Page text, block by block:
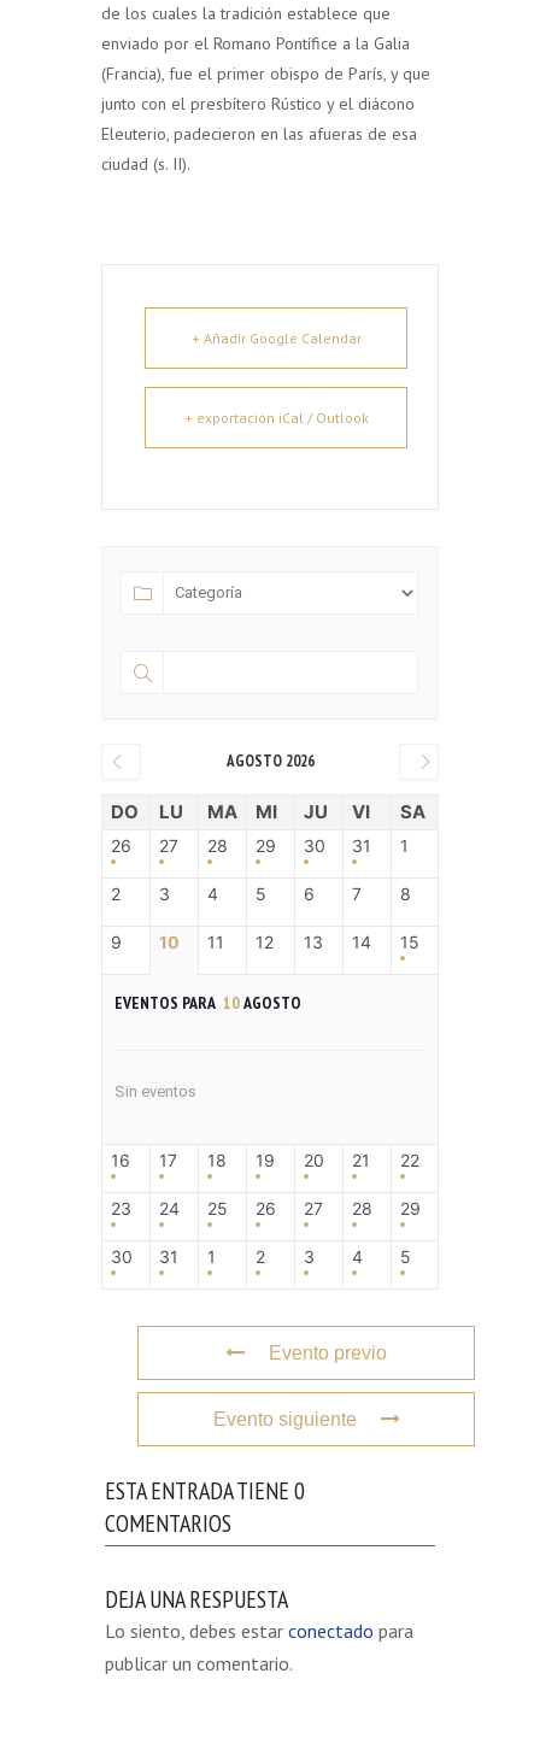
de los cuales la tradición establece que
enviado por el Romano Pontífice a la Galia
(Francia), fue el primer obispo de París, y que
junto con el presbítero Rústico y el diácono
Eleuterio, padecieron en las afueras de esa
ciudad (s. II).
+ Añadir Google Calendar
+ exportación iCal / Outlook
AGOSTO 2026
DO LU MA MI JU VI SA
26 27 28 29 30 31 1
2 3 4 5 6 7 8
9 10 11 12 13 14 15
EVENTOS PARA 10AGOSTO
Sin eventos
16 17 18 19 20 21 22
23 24 25 26 27 28 29
30 31 1 2 3 4 5
Evento previo
Evento siguiente
ESTA ENTRADA TIENE 0
COMENTARIOS
DEJA UNA RESPUESTA
Lo siento, debes estar conectado para
publicar un comentario.